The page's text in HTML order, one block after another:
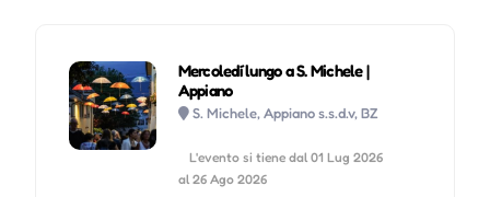
Mercoledí lungo a S. Michele |
Appiano
S. Michele, Appiano s.s.d.v, BZ
L'evento si tiene dal 01 Lug 2026
al 26 Ago 2026